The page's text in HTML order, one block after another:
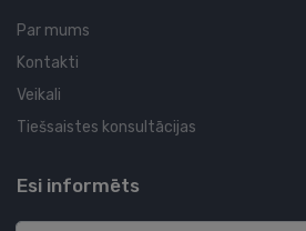
Par mums
Kontakti
Veikali
Tiešsaistes konsultācijas
Esi informēts